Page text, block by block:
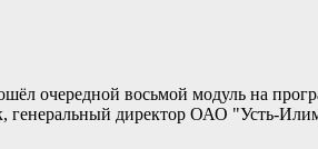
очередной восьмой модуль на
генеральный директор ОАО "Усть-